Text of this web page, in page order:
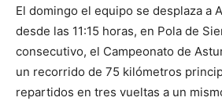
El domingo el equipo se desplaza a
desde las 11:15 horas, en Pola de
consecutivo, el Campeonato de
un recorrido de 75 kilómetros
repartidos en tres vueltas a un